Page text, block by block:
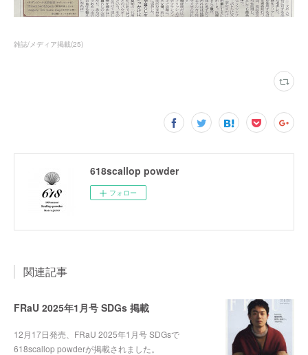
雑誌/メディア掲載(25)
618scallop powder
フォロー
関連記事
FRaU 2025年1月号 SDGs 掲載
12月17日発売、FRaU 2025年1月号 SDGsで
618scallop powderが掲載されました。